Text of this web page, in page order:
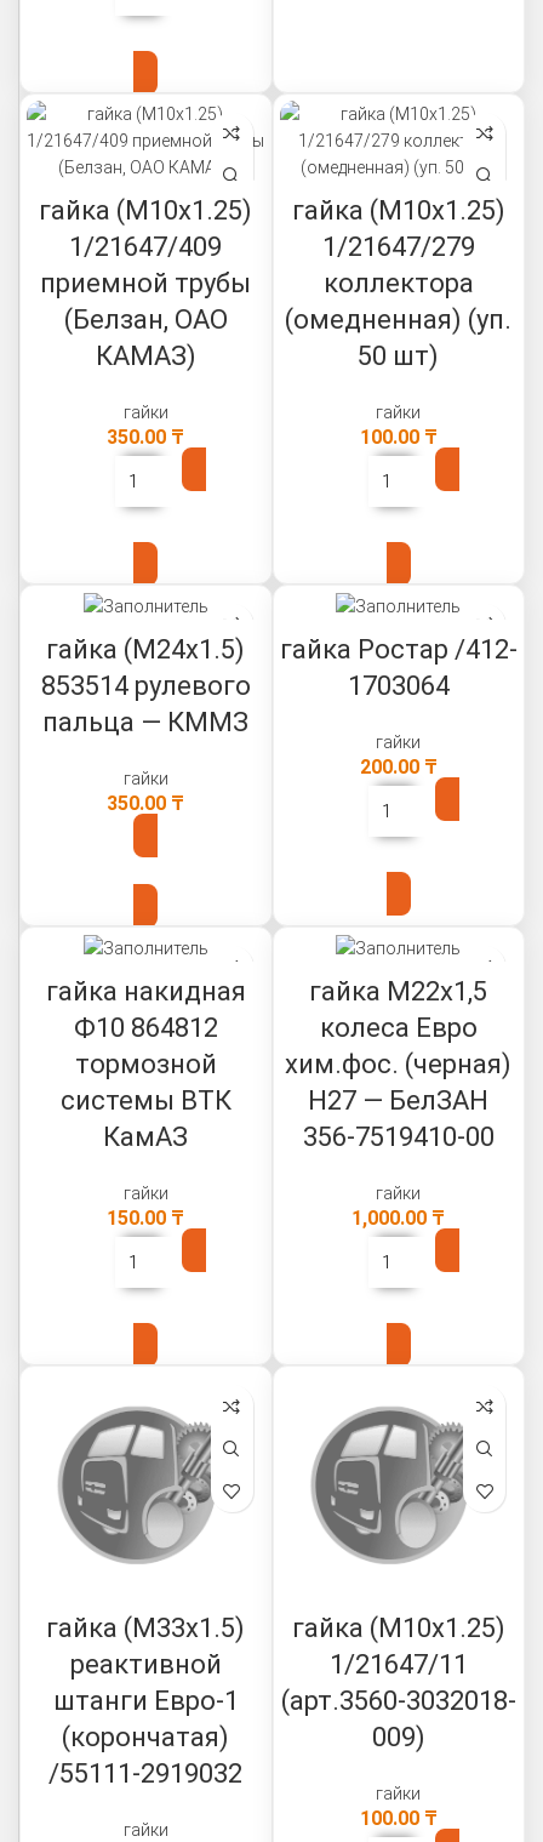
гайка (М10х1.25)
1/21647/409
приемной трубы
(Белзан, ОАО
КАМАЗ)
гайки
350.00 ₸
гайка (М10х1.25)
1/21647/279
коллектора
(омедненная) (уп.
50 шт)
гайки
100.00 ₸
гайка (М24х1.5)
853514 рулевого
пальца — КММЗ
гайки
350.00 ₸
гайка Ростар /412-
1703064
гайки
200.00 ₸
гайка накидная
Ф10 864812
тормозной
системы ВТК
КамАЗ
гайки
150.00 ₸
гайка М22х1,5
колеса Евро
хим.фос. (черная)
H27 — БелЗАН
356-7519410-00
гайки
1,000.00 ₸
гайка (М33х1.5)
реактивной
штанги Евро-1
(корончатая)
/55111-2919032
гайки
гайка (М10х1.25)
1/21647/11
(арт.3560-3032018-
009)
гайки
100.00 ₸